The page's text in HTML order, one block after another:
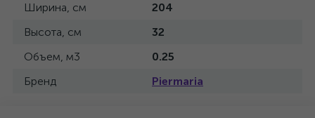
Ширина, см
204
Высота, см
32
Объем, м3
0.25
Бренд
Piermaria